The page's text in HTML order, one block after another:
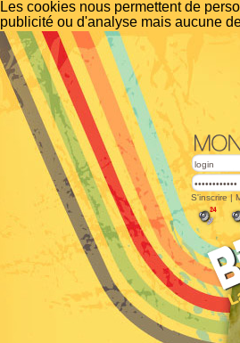
Les cookies nous permettent de
publicité ou d'analyse mais aucune
S'inscrire |